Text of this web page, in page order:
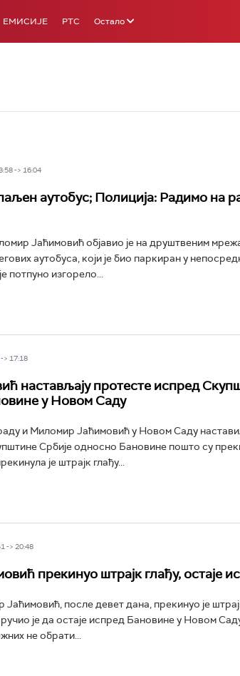
ЕМИСИЈЕ РТС Остало
-> 16:04
аутобус; Полиција: Радимо на
Јаћимовић објавио је на друштвеним
аутобуса, који је био паркиран у
потпуно изгорело...
> 17:18
настављају протесте испред
у Новом Саду
и Миломир Јаћимовић у Новом Саду
Србије односно Бановине пошто су
је штрајк глађу...
-> 20:48
прекинуо штрајк глађу, остаје
после девет дана, прекинуо је
је да остаје испред Бановине у Новом
не обрати...